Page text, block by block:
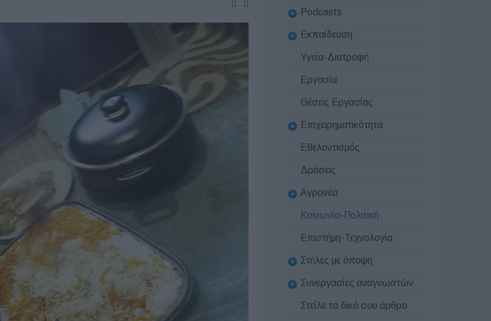
Podcasts
Εκπαίδευση
Υγεία-Διατροφή
Εργασία
Θέσεις Εργασίας
Επιχειρηματικότητα
Εθελοντισμός
Δράσεις
Αγρονέα
Κοινωνία-Πολιτική
Επιστήμη-Τεχνολογία
Στήλες με άποψη
Συνεργασίες αναγνωστών
Στείλε το δικό σου άρθρο